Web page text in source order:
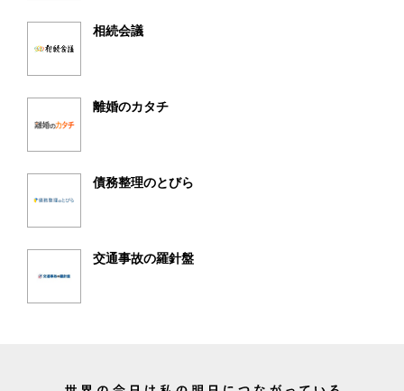
相続会議
離婚のカタチ
債務整理のとびら
交通事故の羅針盤